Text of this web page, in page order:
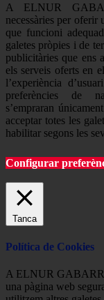
A ELNUR
necessàries per oferir
que funcioni
galetes pròpies i de
publicitàries que ens
els serveis oferts en
l’experiència
preferències de
s’empraran
acceptar totes les
habilitar segons les
Configurar
Tanca
Política de Cookies
A ELNUR
una pàgina web